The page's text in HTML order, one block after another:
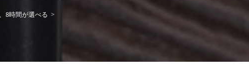
8時間が選べる >